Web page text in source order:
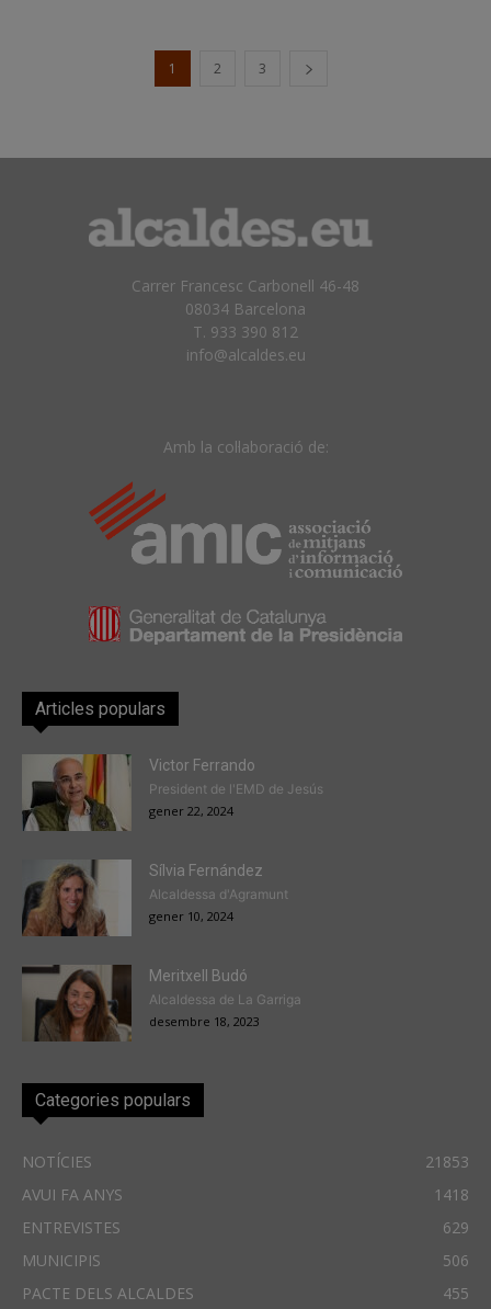
1 2 3
Carrer Francesc Carbonell 46-48
08034 Barcelona
T. 933 390 812
info@alcaldes.eu
Amb la col·laboració de:
Articles populars
Victor Ferrando
President de l'EMD de Jesús
gener 22, 2024
Sílvia Fernández
Alcaldessa d'Agramunt
gener 10, 2024
Meritxell Budó
Alcaldessa de La Garriga
desembre 18, 2023
Categories populars
NOTÍCIES
21853
AVUI FA ANYS
1418
ENTREVISTES
629
MUNICIPIS
506
PACTE DELS ALCALDES
455